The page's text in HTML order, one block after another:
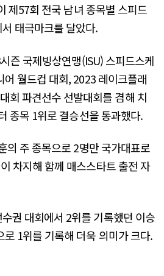
제57회 전국 남녀 종목별 스피드
태극마크를 달았다.
즌 국제빙상연맹(ISU) 스피드스케
어 월드컵 대회, 2023 레이크플래
회 파견선수 선발대회를 겸해 치
종목 1위로 결승선을 통과했다.
의 주 종목으로 2명만 국가대표로
차지해 함께 매스스타트 출전 자
권 대회에서 2위를 기록했던 이승
로 1위를 기록해 더욱 의미가 크다.